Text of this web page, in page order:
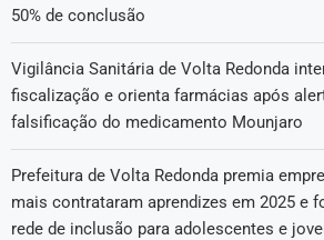
50% de conclusão
Vigilância Sanitária de Volta Redonda
fiscalização e orienta farmácias após
falsificação do medicamento Mounjaro
Prefeitura de Volta Redonda premia
mais contrataram aprendizes em 2025 e
rede de inclusão para adolescentes e